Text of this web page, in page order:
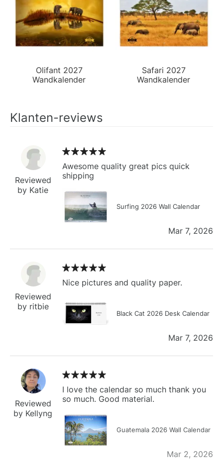
Olifant 2027
Wandkalender
Safari 2027
Wandkalender
Klanten-reviews
Reviewed
by Katie
Awesome quality great pics quick
shipping
Surfing 2026 Wall Calendar
Mar 7, 2026
Reviewed
by ritbie
Nice pictures and quality paper.
Black Cat 2026 Desk Calendar
Mar 7, 2026
Reviewed
by Kellyng
I love the calendar so much thank you
so much. Good material.
Guatemala 2026 Wall Calendar
Mar 2, 2026